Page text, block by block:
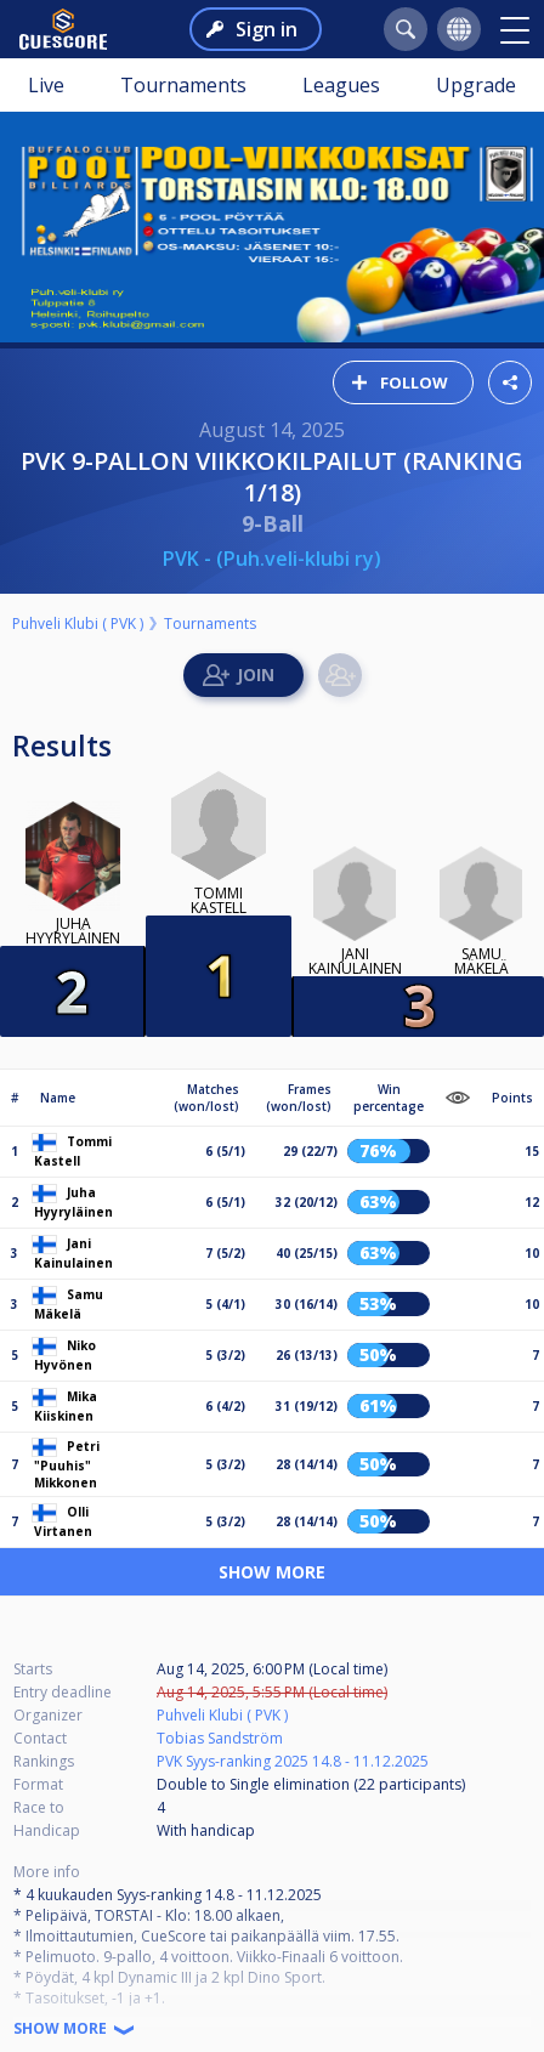
Sign in
Live Tournaments Leagues Upgrade
FOLLOW
August 14, 2025
PVK 9-PALLON VIIKKOKILPAILUT (RANKING
1/18)
9-Ball
PVK - (Puh.veli-klubi ry)
Puhveli Klubi ( PVK ) Tournaments
Results
JUHA
HYYRYLÄINEN
TOMMI
KASTELL
JANI
KAINULAINEN
SAMU
MÄKELÄ
# Name
Matches
(won/lost)
Frames
(won/lost)
Win
percentage
Points
1
Tommi
Kastell
6 (5/1) 29 (22/7) 76% 15
2
Juha
Hyyryläinen
6 (5/1) 32 (20/12) 63% 12
3
Jani
Kainulainen
7 (5/2) 40 (25/15) 63% 10
3
Samu
Mäkelä
5 (4/1) 30 (16/14) 53% 10
5
Niko
Hyvönen
5 (3/2) 26 (13/13) 50% 7
5
Mika
Kiiskinen
6 (4/2) 31 (19/12) 61% 7
7
Petri
"Puuhis"
Mikkonen
5 (3/2) 28 (14/14) 50% 7
7
Olli
Virtanen
5 (3/2) 28 (14/14) 50% 7
SHOW MORE
Starts
Aug 14, 2025, 6:00 PM (Local time)
Entry deadline
Aug 14, 2025, 5:55 PM (Local time)
Organizer
Puhveli Klubi ( PVK )
Contact
Tobias Sandström
Rankings
PVK Syys-ranking 2025 14.8 - 11.12.2025
Format
Double to Single elimination (22 participants)
Race to
4
Handicap
With handicap
More info
* 4 kuukauden Syys-ranking 14.8 - 11.12.2025
* Pelipäivä, TORSTAI - Klo: 18.00 alkaen,
* Ilmoittautumien, CueScore tai paikanpäällä viim. 17.55.
* Pelimuoto. 9-pallo, 4 voittoon. Viikko-Finaali 6 voittoon.
* Pöydät, 4 kpl Dynamic III ja 2 kpl Dino Sport.
* Tasoitukset, -1 ja +1.
* Aloittaja arvotaan, vuoroaloitukset
* Osallistumismaksu klubin jäseniltä 10€. Vieraat15€, josta klubille 5€.
SHOW MORE